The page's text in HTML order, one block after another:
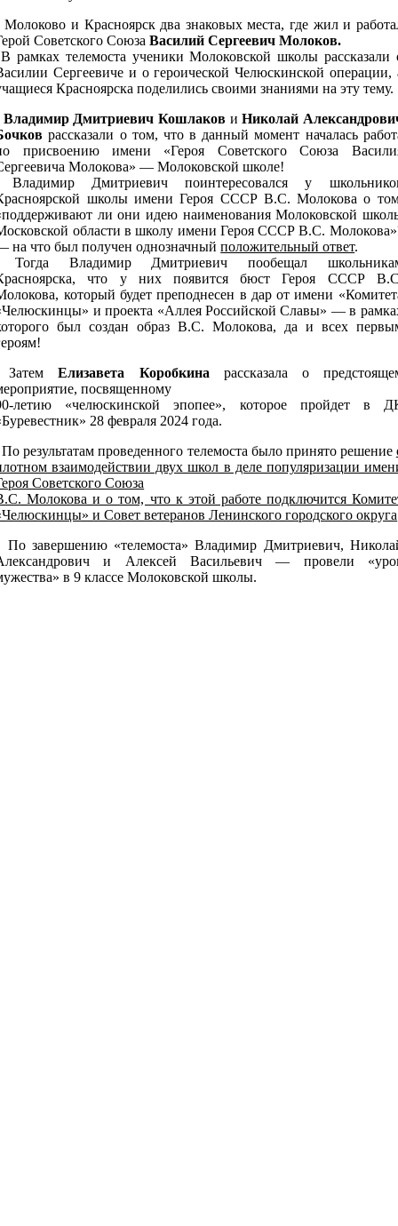
Молоково и Красноярск два знаковых места, где жил и
Советского СоюзаВасилий Сергеевич Молоков.
рамках телемоста ученики Молоковской школы рассказали
Сергеевиче и о героической Челюскинской операции,
Красноярска поделились своими знаниями на эту тему.
Дмитриевич КошлаковиНиколай
рассказали о том, что в данный момент началась
присвоению имени «Героя Советского Союза
Молокова» — Молоковской школе!
Дмитриевич поинтересовался у
школы имени Героя СССР В.С. Молокова о
ли они идею наименования Молоковской
области в школу имени Героя СССР В.С.
на что был получен однозначныйположительный ответ.
Владимир Дмитриевич пообещал
что у них появится бюст Героя СССР
который будет преподнесен в дар от имени
и проекта «Аллея Российской Славы» — в
был создан образ В.С. Молокова, да и всех
Елизавета Коробкина рассказала о
посвященному
летию «челюскинской эпопее», которое пройдет в
28 февраля 2024 года.
результатам проведенного телемоста было принято решение
взаимодействии двух школ в деле популяризации
Советского Союза
Молокова и о том, что к этой работе подключится
и Совет ветеранов Ленинского городского округа
По завершению «телемоста» Владимир Дмитриевич,
и Алексей Васильевич — провели
в 9 классе Молоковской школы.